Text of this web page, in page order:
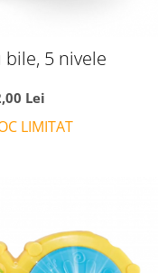
5 nivele
Lei
LIMITAT